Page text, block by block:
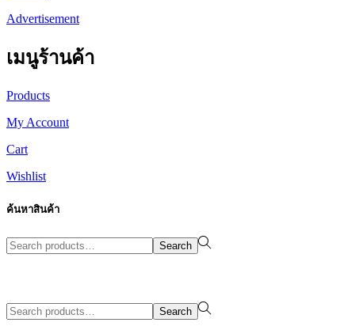
Advertisement
เมนูร้านค้า
Products
My Account
Cart
Wishlist
ค้นหาสินค้า
Search
for:>
Search
Search
for:>
Search